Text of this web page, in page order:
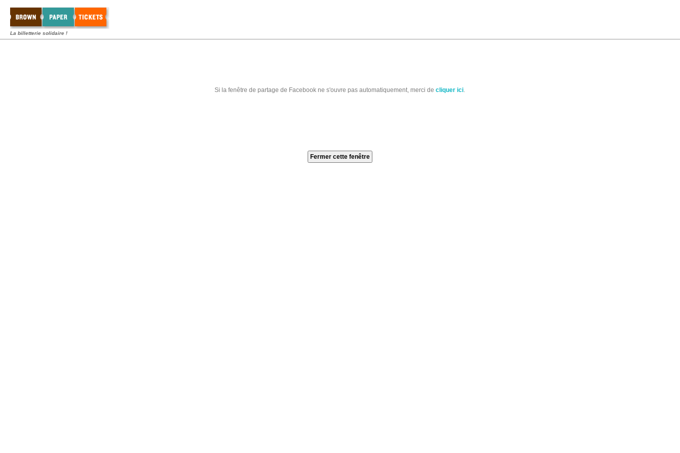
La billetterie solidaire !
Si la fenêtre de partage de Facebook ne s'ouvre pas automatiquement, merci de cliquer ici.